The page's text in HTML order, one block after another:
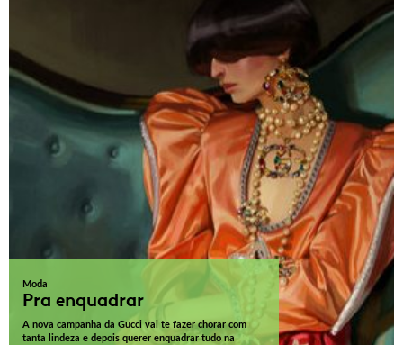
Moda
Pra enquadrar
A nova campanha da Gucci vai te fazer chorar com
tanta lindeza e depois querer enquadrar tudo na